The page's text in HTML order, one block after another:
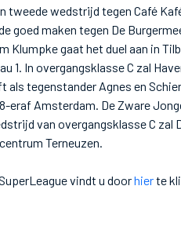
tweede wedstrijd tegen Café
goed maken tegen De
Klumpke gaat het duel aan in
1. In overgangsklasse C zal
als tegenstander Agnes en Schier
eraf Amsterdam. De Zware
van overgangsklasse C zal
Terneuzen.
vindt u doorhierte